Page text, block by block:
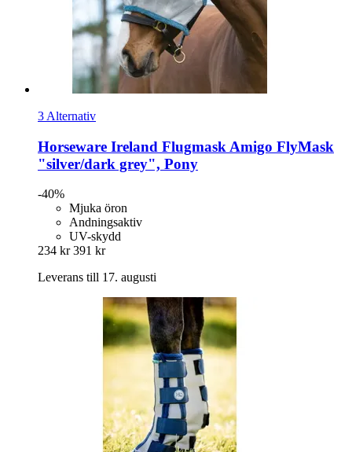
3 Alternativ
Horseware Ireland Flugmask Amigo FlyMask
"silver/dark grey", Pony
-40%
Mjuka öron
Andningsaktiv
UV-skydd
234 kr 391 kr
Leverans till 17. augusti